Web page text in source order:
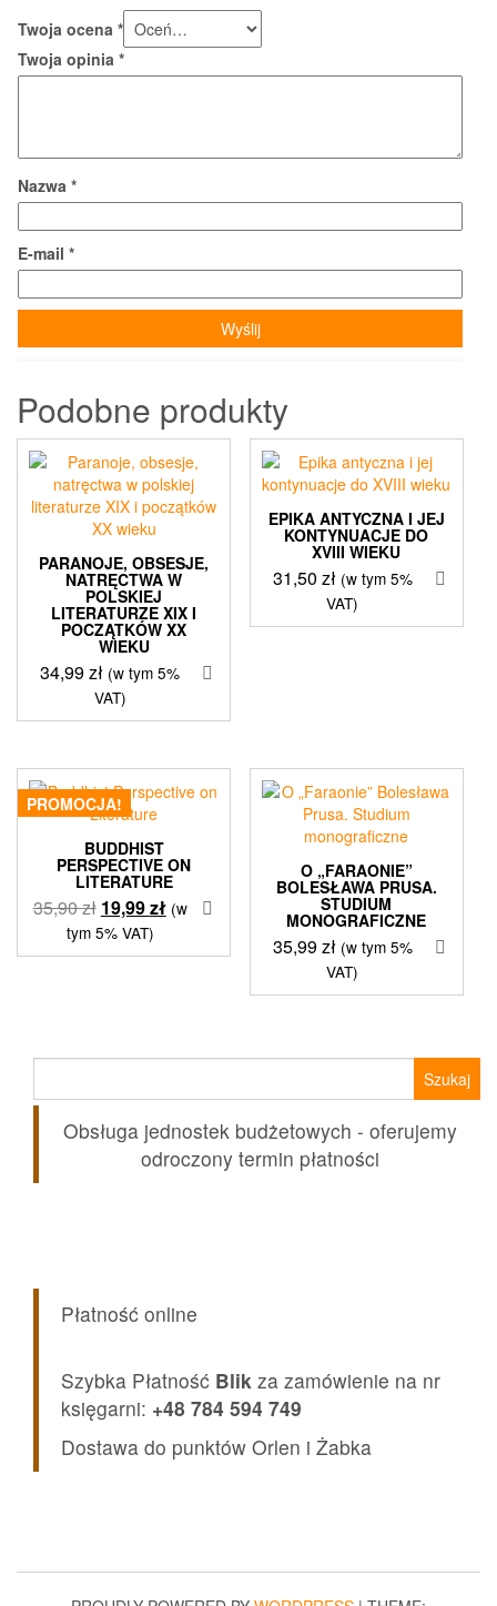
Twoja ocena *
Twoja opinia *
Nazwa *
E-mail *
Podobne produkty
PARANOJE, OBSESJE,
NATRĘCTWA W
POLSKIEJ
LITERATURZE XIX I
POCZĄTKÓW XX
WIEKU
34,99zł (w tym 5%
VAT)
EPIKA ANTYCZNA I JEJ
KONTYNUACJE DO
XVIII WIEKU
31,50 zł (w tym 5%
VAT)
PROMOCJA!
BUDDHIST
PERSPECTIVE ON
LITERATURE
35,90zł Pierwotna
cena
wynosiła:
19,99złAktualna
wynosi:
(w
tym 5% VAT)
O „FARAONIE”
BOLESŁAWA PRUSA.
STUDIUM
MONOGRAFICZNE
35,99zł (w tym 5%
VAT)
Obsługa jednostek budżetowych - oferujemy
odroczony termin płatności
Płatność online
Szybka Płatność Blik za zamówienie na nr
księgarni: +48 784 594 749
Dostawa do punktów Orlen i Żabka